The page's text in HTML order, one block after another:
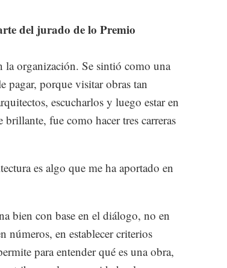
del jurado de lo Premio
organización. Se sintió como una
pagar, porque visitar obras tan
escucharlos y luego estar en
fue como hacer tres carreras
es algo que me ha aportado en
bien con base en el diálogo, no en
números, en establecer criterios
para entender qué es una obra,